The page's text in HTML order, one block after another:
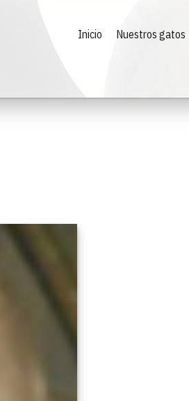
Inicio Nuestros gatos